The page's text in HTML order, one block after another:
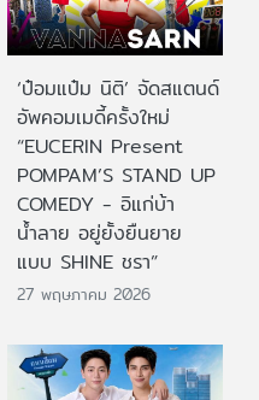
‘ป๋อมแป๋ม นิติ’ จัดสแตนด์
อัพคอมเมดี้ครั้งใหม่
“EUCERIN Present
POMPAM’S STAND UP
COMEDY - อิแก่บ้า
น้ำลาย อยู่ยั้งยืนยาย
แบบ SHINE ชรา”
27 พฤษภาคม 2026